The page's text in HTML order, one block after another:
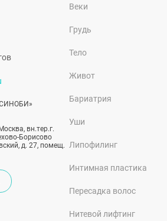
вн.тер.г.
Борисово
д. 27, помещ.
Веки
Грудь
Тело
Живот
Бариатрия
Уши
Липофилинг
Интимная пластика
Пересадка волос
Нитевой лифтинг